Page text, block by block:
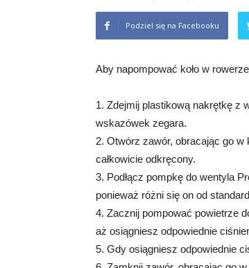
Podziel się na Facebooku
Aby napompować koło w
1. Zdejmij plastikową nakrętkę z
wskazówek zegara.
2. Otwórz zawór, obracając go
całkowicie odkręcony.
3. Podłącz pompkę do wentyla
ponieważ różni się on od
4. Zacznij pompować powietrze
aż osiągniesz odpowiednie
5. Gdy osiągniesz odpowiednie